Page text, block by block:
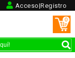
Acceso|Registro
0